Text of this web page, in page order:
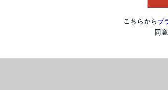
こちらから プ
同